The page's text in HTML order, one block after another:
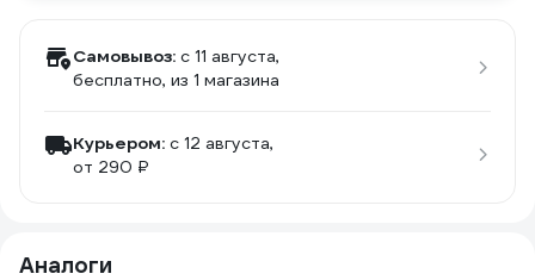
Самовывоз: c 11 августа,
бесплатно, из 1 магазина
Курьером: c 12 августа,
от 290 ₽
Аналоги